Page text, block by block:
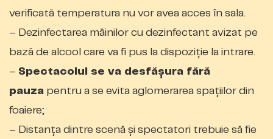
verificată temperatura nu vor avea acces în sala.
– Dezinfectarea mâinilor cu dezinfectant avizat pe
bază de alcool care va fi pus la dispoziție la intrare.
– Spectacolul se va desfăşura fără
pauza pentru a se evita aglomerarea spaţiilor din
foaiere;
– Distanţa dintre scenă şi spectatori trebuie să fie